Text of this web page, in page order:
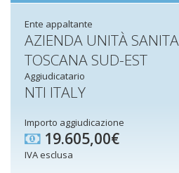
Ente appaltante
AZIENDA UNITÀ
TOSCANA SUD-EST
Aggiudicatario
NTI ITALY
Importo aggiudicazione
19.605,00€
IVA esclusa